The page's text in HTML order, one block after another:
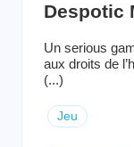
Despotic
Un serious
aux droits de
(...)
Jeu